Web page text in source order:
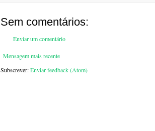
Sem comentários:
Enviar um comentário
Mensagem mais recente
Subscrever:Enviar feedback (Atom)